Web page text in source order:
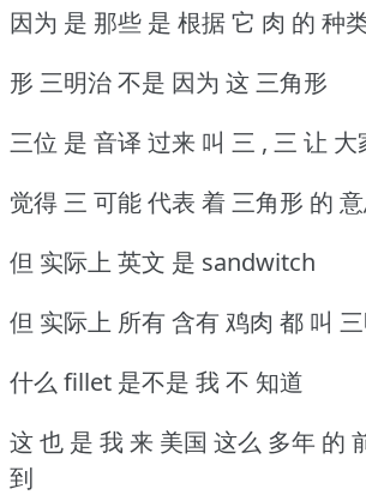
因为 是 那些 是 根据 它 肉 的 种
形 三明治 不是 因为 这 三角形
三位 是 音译 过来 叫 三 , 三 让 大
觉得 三 可能 代表 着 三角形 的
但 实际上 英文 是 sandwitch
但 实际上 所有 含有 鸡肉 都 叫
什么 fillet 是不是 我 不 知道
这 也 是 我 来 美国 这么 多年 的
到